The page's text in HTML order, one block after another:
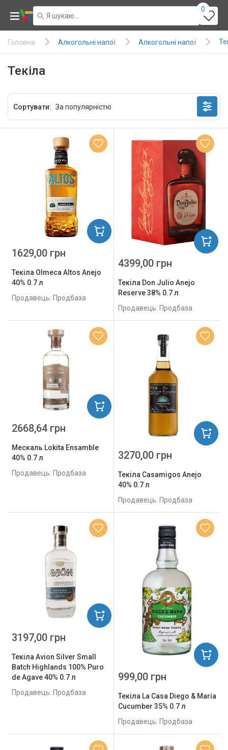
0
Головна Алкогольні напої Алкогольні напої
Текіла
Сортувати:
Текіла Olmeca Altos Anejo
40% 0.7 л
Продавець: Продбаза
1629,00 грн
Текіла Don Julio Anejo
Reserve 38% 0.7 л
Продавець: Продбаза
4399,00 грн
Мескаль Lokita Ensamble
40% 0.7 л
Продавець: Продбаза
2668,64 грн
Текіла Casamigos Anejo
40% 0.7 л
Продавець: Продбаза
3270,00 грн
Текіла Avion Silver Small
Batch Highlands 100% Puro
de Agave 40% 0.7 л
Продавець: Продбаза
3197,00 грн
Текіла Lа Casa Diego & Maria
Cucumber 35% 0.7 л
Продавець: Продбаза
999,00 грн